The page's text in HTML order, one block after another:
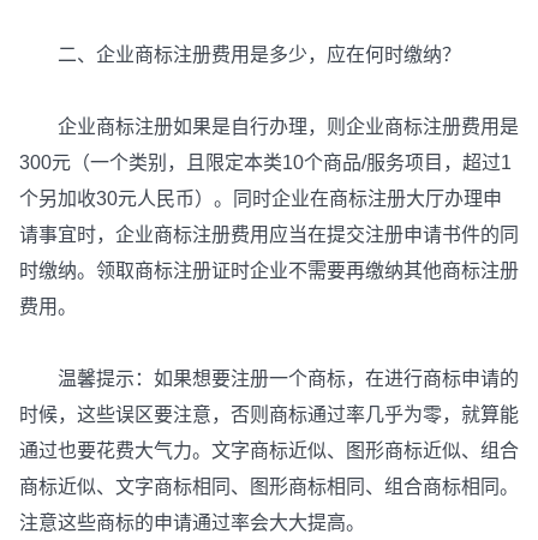
二、企业商标注册费用是多少，应在何时缴纳？
企业商标注册如果是自行办理，则企业商标注册费用是
300元（一个类别，且限定本类10个商品/服务项目，超过1
个另加收30元人民币）。同时企业在商标注册大厅办理申
请事宜时，企业商标注册费用应当在提交注册申请书件的同
时缴纳。领取商标注册证时企业不需要再缴纳其他商标注册
费用。
温馨提示：如果想要注册一个商标，在进行商标申请的
时候，这些误区要注意，否则商标通过率几乎为零，就算能
通过也要花费大气力。文字商标近似、图形商标近似、组合
商标近似、文字商标相同、图形商标相同、组合商标相同。
注意这些商标的申请通过率会大大提高。